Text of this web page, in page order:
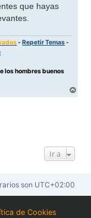
que hayas
-Repetir Temas-
los hombres buenos
r
Ir a
son UTC+02:00
de Cookies